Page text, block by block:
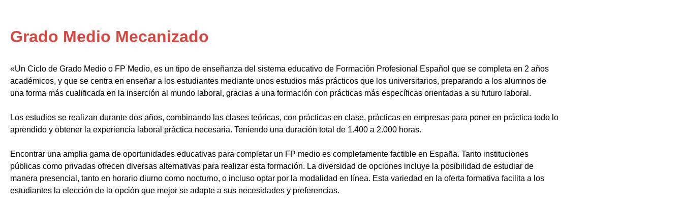
Grado Medio Mecanizado
«Un Ciclo de Grado Medio o FP Medio, es un tipo de enseñanza del sistema educativo de Formación Profesional Español que se completa en 2 años
académicos, y que se centra en enseñar a los estudiantes mediante unos estudios más prácticos que los universitarios, preparando a los alumnos de
una forma más cualificada en la inserción al mundo laboral, gracias a una formación con prácticas más específicas orientadas a su futuro laboral.
Los estudios se realizan durante dos años, combinando las clases teóricas, con prácticas en clase, prácticas en empresas para poner en práctica todo lo
aprendido y obtener la experiencia laboral práctica necesaria. Teniendo una duración total de 1.400 a 2.000 horas.
Encontrar una amplia gama de oportunidades educativas para completar un FP medio es completamente factible en España. Tanto instituciones
públicas como privadas ofrecen diversas alternativas para realizar esta formación. La diversidad de opciones incluye la posibilidad de estudiar de
manera presencial, tanto en horario diurno como nocturno, o incluso optar por la modalidad en línea. Esta variedad en la oferta formativa facilita a los
estudiantes la elección de la opción que mejor se adapte a sus necesidades y preferencias.